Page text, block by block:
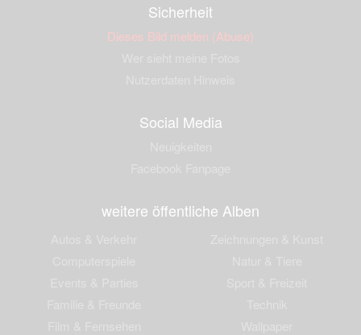
Sicherheit
Dieses Bild melden (Abuse)
Social Media
weitere öffentliche Alben